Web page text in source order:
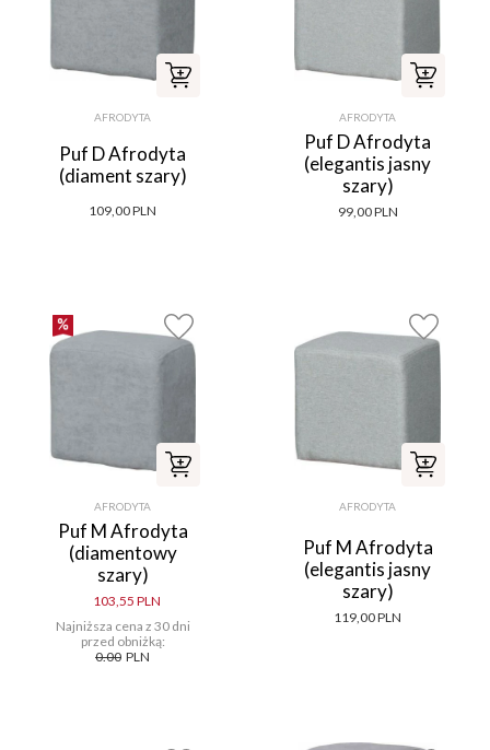
AFRODYTA
Puf D Afrodyta
(diament szary)
109,00 PLN
AFRODYTA
Puf D Afrodyta
(elegantis jasny
szary)
99,00 PLN
AFRODYTA
Puf M Afrodyta
(diamentowy
szary)
103,55 PLN
Najniższa cena z 30 dni
przed obniżką:
0.00 PLN
AFRODYTA
Puf M Afrodyta
(elegantis jasny
szary)
119,00 PLN